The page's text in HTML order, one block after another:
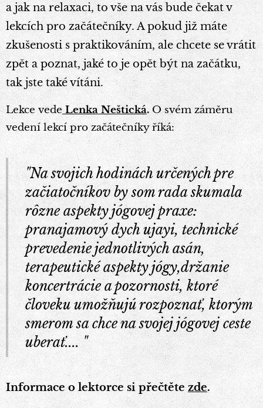
a jak na relaxaci, to vše na vás bude čekat v
lekcích pro začátečníky. A pokud již máte
zkušenosti s praktikováním, ale chcete se vrátit
zpět a poznat, jaké to je opět být na začátku,
tak jste také vítáni.
Lekce vede Lenka Neštická. O svém záměru
vedení lekcí pro začátečníky říká:
"Na svojich hodinách určených pre
začiatočníkov by som rada skumala
rôzne aspekty jógovej praxe:
pranajamový dych ujayi, technické
prevedenie jednotlivých asán,
terapeutické aspekty jógy,držanie
koncertrácie a pozornosti, ktoré
človeku umožňujú rozpoznať, ktorým
smerom sa chce na svojej jógovej ceste
uberať.... "
Informace o lektorce si přečtěte zde.